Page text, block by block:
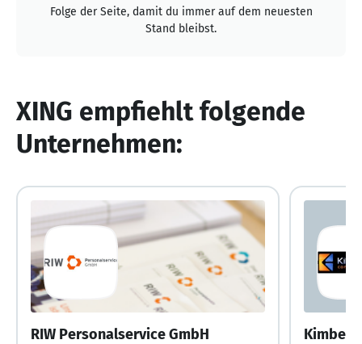
Folge der Seite, damit du immer auf dem neuesten
Stand bleibst.
XING empfiehlt folgende
Unternehmen:
RIW Personalservice GmbH